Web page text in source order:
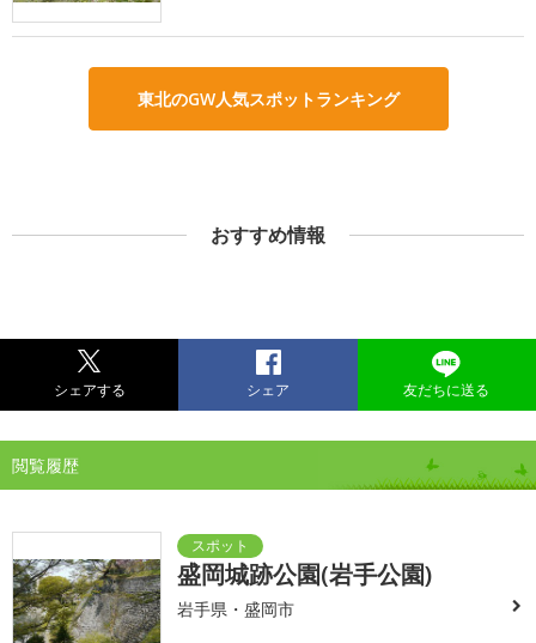
東北のGW人気スポットランキング
おすすめ情報
シェアする シェア 友だちに送る
閲覧履歴
盛岡城跡公園(岩手公園)
岩手県・盛岡市